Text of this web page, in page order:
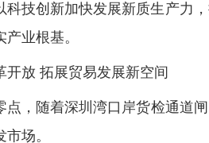
科技创新加快发展新质生产力
业根基。
开放 拓展贸易发展新空间
点，随着深圳湾口岸货检通道
场。